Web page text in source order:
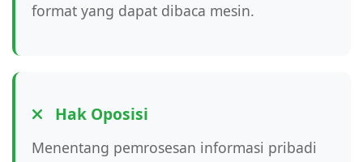
format yang dapat dibaca mesin.
Hak Oposisi
Menentang pemrosesan informasi pribadi